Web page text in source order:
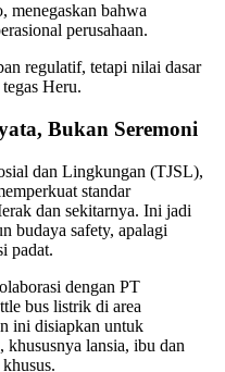
menegaskan bahwa
perusahaan.
regulatif, tetapi nilai dasar
Heru.
Bukan Seremoni
dan Lingkungan (TJSL),
standar
dan sekitarnya. Ini jadi
budaya safety, apalagi
padat.
dengan PT
bus listrik di area
ini disiapkan untuk
khususnya lansia, ibu dan